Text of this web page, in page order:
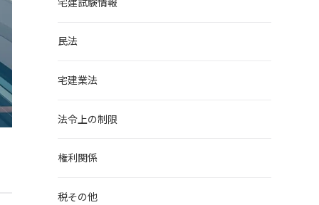
民法
宅建業法
法令上の制限
権利関係
税その他